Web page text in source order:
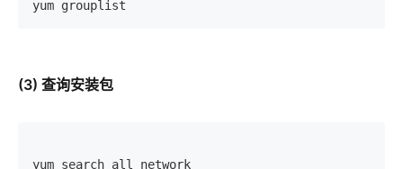
yum grouplist
(3) 查询安装包
yum search all network